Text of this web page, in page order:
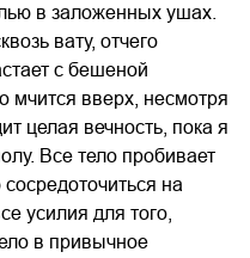
в заложенных ушах.
вату, отчего
с бешеной
мчится вверх, несмотря
целая вечность, пока я
Все тело пробивает
на
усилия для того,
в привычное